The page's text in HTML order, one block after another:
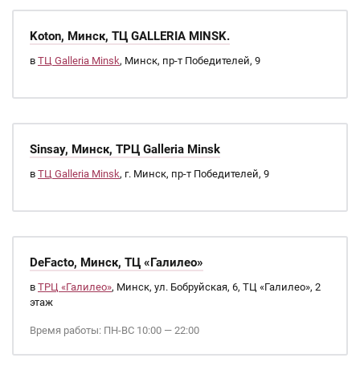
Koton, Минск, ТЦ GALLERIA MINSK.
в ТЦ Galleria Minsk, Минск, пр-т Победителей, 9
Sinsay, Минск, ТРЦ Galleria Minsk
в ТЦ Galleria Minsk, г. Минск, пр-т Победителей, 9
DeFacto, Минск, ТЦ «Галилео»
в ТРЦ «Галилео», Минск, ул. Бобруйская, 6, ТЦ «Галилео», 2
этаж
Время работы: ПН-ВС 10:00 — 22:00